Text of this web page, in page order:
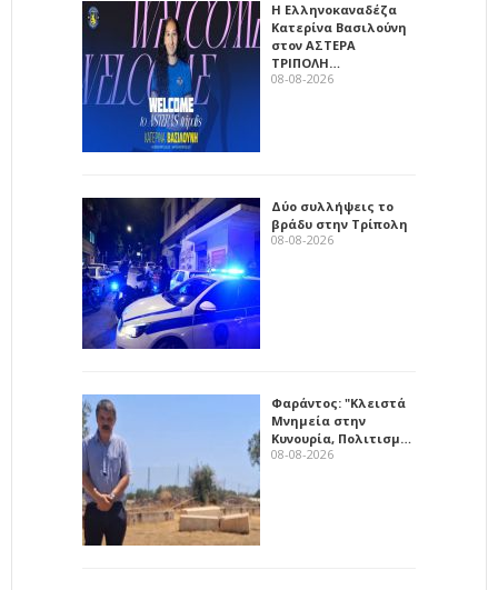
Η Ελληνοκαναδέζα
Κατερίνα Βασιλούνη
στον ΑΣΤΕΡΑ
ΤΡΙΠΟΛΗ…
08-08-2026
Δύο συλλήψεις το
βράδυ στην Τρίπολη
08-08-2026
Φαράντος: "Κλειστά
Μνημεία στην
Κυνουρία, Πολιτισμ…
08-08-2026